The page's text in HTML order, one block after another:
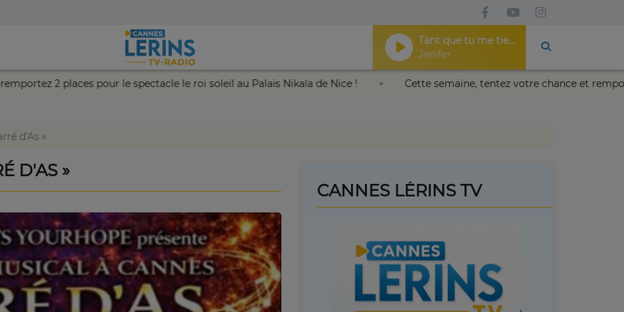
Tant que tu me tiens
Jenifer
votre chance et remportez 2 places pour le spectacle le roi soleil au Palais Nikaïa de Nice ! Cette semaine, tentez
d'As »
D'AS »
CANNES LÉRINS TV